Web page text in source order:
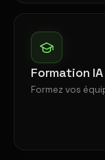
Formation IA
Formez vos